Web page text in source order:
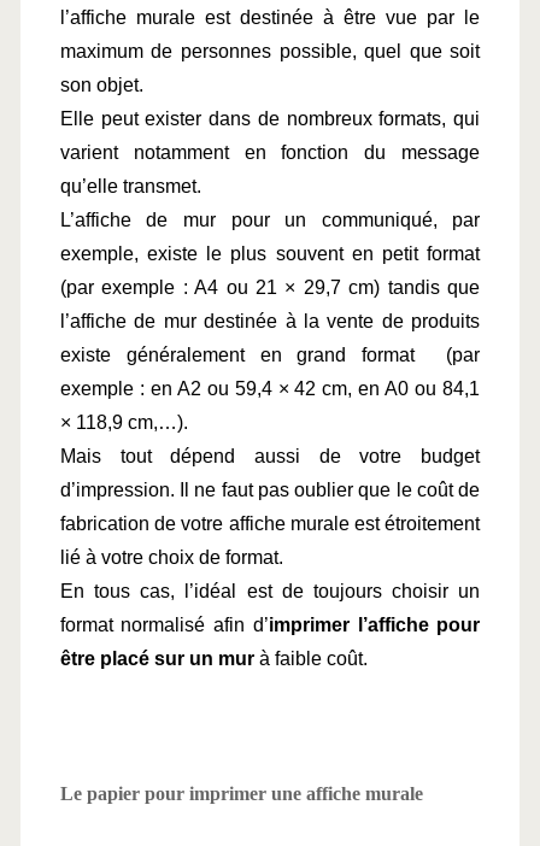
l’affiche murale est destinée à être vue par le
maximum de personnes possible, quel que soit
son objet.
Elle peut exister dans de nombreux formats, qui
varient notamment en fonction du message
qu’elle transmet.
L’affiche de mur pour un communiqué, par
exemple, existe le plus souvent en petit format
(par exemple : A4 ou 21 × 29,7 cm) tandis que
l’affiche de mur destinée à la vente de produits
existe généralement en grand format  (par
exemple : en A2 ou 59,4 × 42 cm, en A0 ou 84,1
× 118,9 cm,…).
Mais tout dépend aussi de votre budget
d’impression. Il ne faut pas oublier que le coût de
fabrication de votre affiche murale est étroitement
lié à votre choix de format.
En tous cas, l’idéal est de toujours choisir un
format normalisé afin d’imprimer l’affiche pour
être placé sur un mur à faible coût.
Le papier pour imprimer une affiche murale